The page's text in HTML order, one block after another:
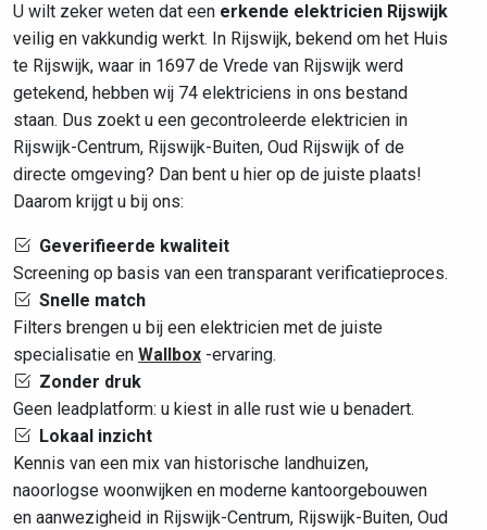
U wilt zeker weten dat een erkende elektricien Rijswijk
veilig en vakkundig werkt. In Rijswijk, bekend om het Huis
te Rijswijk, waar in 1697 de Vrede van Rijswijk werd
getekend, hebben wij 74 elektriciens in ons bestand
staan. Dus zoekt u een gecontroleerde elektricien in
Rijswijk-Centrum, Rijswijk-Buiten, Oud Rijswijk of de
directe omgeving? Dan bent u hier op de juiste plaats!
Daarom krijgt u bij ons:
Geverifieerde kwaliteit
Screening op basis van een transparant verificatieproces.
Snelle match
Filters brengen u bij een elektricien met de juiste
specialisatie en Wallbox -ervaring.
Zonder druk
Geen leadplatform: u kiest in alle rust wie u benadert.
Lokaal inzicht
Kennis van een mix van historische landhuizen,
naoorlogse woonwijken en moderne kantoorgebouwen
en aanwezigheid in Rijswijk-Centrum, Rijswijk-Buiten, Oud